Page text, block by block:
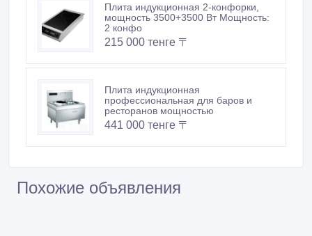
Плита индукционная 2-конфорки,
мощность 3500+3500 Вт Мощность:
2 конфо
215 000 тенге 〒
Плита индукционная
профессиональная для баров и
ресторанов мощностью
441 000 тенге 〒
Похожие объявления